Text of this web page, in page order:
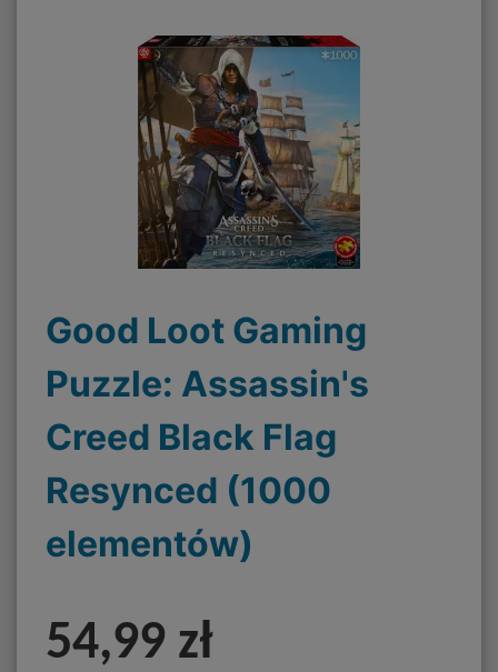
Good Loot Gaming
Puzzle: Assassin's
Creed Black Flag
Resynced (1000
elementów)
54,99 zł